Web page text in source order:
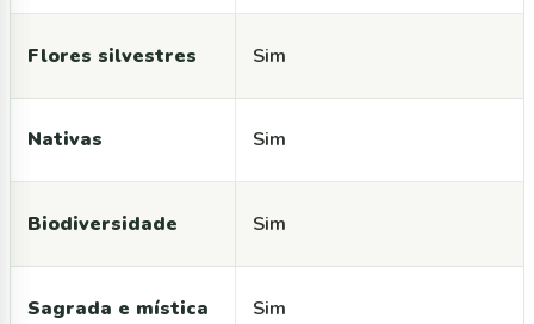
Flores silvestres Sim
Nativas Sim
Biodiversidade Sim
Sagrada e mística Sim